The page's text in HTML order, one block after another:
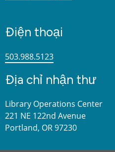
Điện thoại
503.988.5123
Địa chỉ nhận thư
Library Operations Center
221 NE 122nd Avenue
Portland, OR 97230